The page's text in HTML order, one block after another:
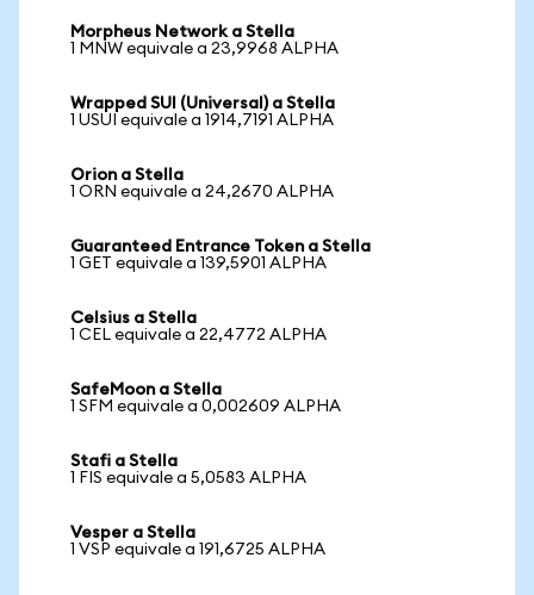
Morpheus Network a Stella
1 MNW equivale a 23,9968 ALPHA
Wrapped SUI (Universal) a Stella
1 USUI equivale a 1914,7191 ALPHA
Orion a Stella
1 ORN equivale a 24,2670 ALPHA
Guaranteed Entrance Token a Stella
1 GET equivale a 139,5901 ALPHA
Celsius a Stella
1 CEL equivale a 22,4772 ALPHA
SafeMoon a Stella
1 SFM equivale a 0,002609 ALPHA
Stafi a Stella
1 FIS equivale a 5,0583 ALPHA
Vesper a Stella
1 VSP equivale a 191,6725 ALPHA